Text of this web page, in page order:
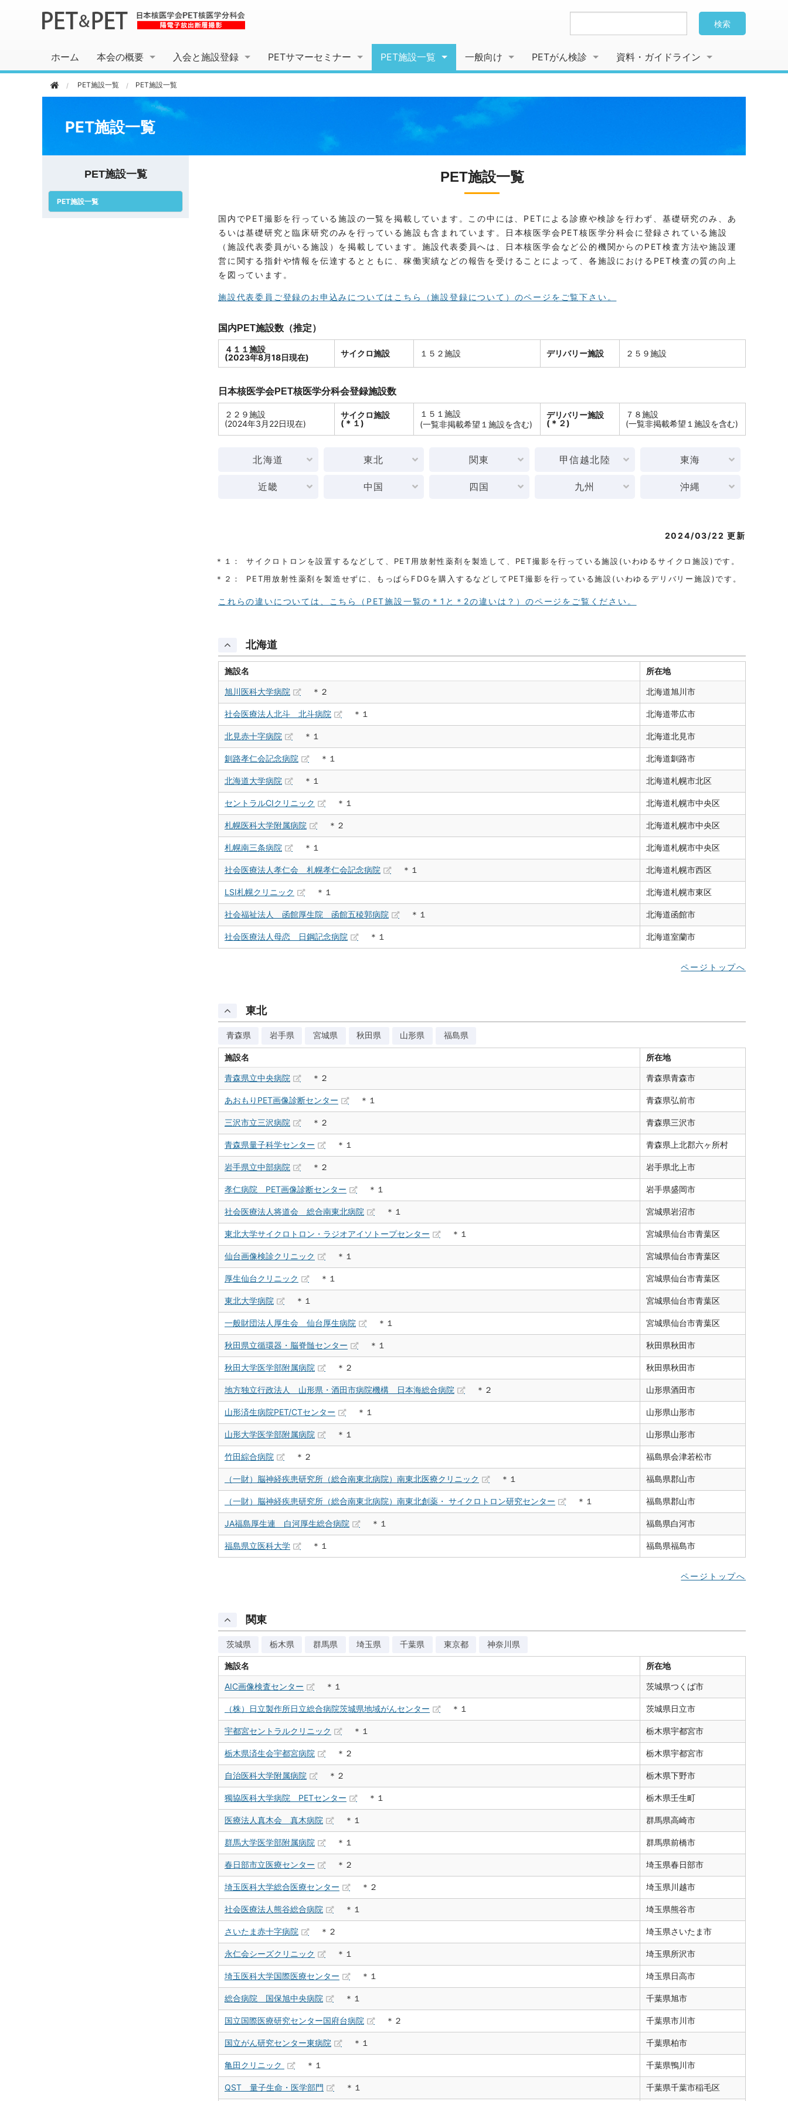
検索
ホーム 本会の概要 入会と施設登録 PETサマーセミナー PET施設一覧 一般向け PETがん検診 資料・ガイドライン
PET施設一覧 PET施設一覧
PET施設一覧
PET施設一覧
国内でPET撮影を行っている施設の一覧を掲載しています。この中には、PETによる診療や検診を行わず、基礎研究のみ、あ
るいは基礎研究と臨床研究のみを行っている施設も含まれています。日本核医学会PET核医学分科会に登録されている施設
（施設代表委員がいる施設）を掲載しています。施設代表委員へは、日本核医学会など公的機関からのPET検査方法や施設運
営に関する指針や情報を伝達するとともに、稼働実績などの報告を受けることによって、各施設におけるPET検査の質の向上
を図っています。
施設代表委員ご登録のお申込みについてはこちら（施設登録について）のページをご覧下さい。
国内PET施設数（推定）
４１１施設
(2023年8月18日現在)
サイクロ施設 １５２施設 デリバリー施設 ２５９施設
日本核医学会PET核医学分科会登録施設数
２２９施設
(2024年3月22日現在)
サイクロ施設
(＊１)
１５１施設
(一覧非掲載希望１施設を含む)
デリバリー施設
(＊２)
７８施設
(一覧非掲載希望１施設を含む)
北海道 東北 関東 甲信越北陸 東海
近畿 中国 四国 九州 沖縄
2024/03/22 更新
＊１：
サイクロトロンを設置するなどして、PET用放射性薬剤を製造して、PET撮影を行っている施設(いわゆるサイクロ施設)です。
＊２：
PET用放射性薬剤を製造せずに、もっぱらFDGを購入するなどしてPET撮影を行っている施設(いわゆるデリバリー施設)です。
これらの違いについては、こちら（PET施設一覧の＊1と＊2の違いは？）のページをご覧ください。
北海道
施設名 所在地
旭川医科大学病院 ＊２ 北海道旭川市
社会医療法人北斗 北斗病院 ＊１ 北海道帯広市
北見赤十字病院 ＊１ 北海道北見市
釧路孝仁会記念病院 ＊１ 北海道釧路市
北海道大学病院 ＊１ 北海道札幌市北区
セントラルCIクリニック ＊１ 北海道札幌市中央区
札幌医科大学附属病院 ＊２ 北海道札幌市中央区
札幌南三条病院 ＊１ 北海道札幌市中央区
社会医療法人孝仁会 札幌孝仁会記念病院 ＊１ 北海道札幌市西区
LSI札幌クリニック ＊１ 北海道札幌市東区
社会福祉法人 函館厚生院 函館五稜郭病院 ＊１ 北海道函館市
社会医療法人母恋 日鋼記念病院 ＊１ 北海道室蘭市
ページトップへ
東北
青森県 岩手県 宮城県 秋田県 山形県 福島県
施設名 所在地
青森県立中央病院 ＊２ 青森県青森市
あおもりPET画像診断センター ＊１ 青森県弘前市
三沢市立三沢病院 ＊２ 青森県三沢市
青森県量子科学センター ＊１ 青森県 上北郡六ヶ所村
岩手県立中部病院 ＊２ 岩手県北上市
孝仁病院 PET画像診断センター ＊１ 岩手県盛岡市
社会医療法人将道会 総合南東北病院 ＊１ 宮城県岩沼市
東北大学サイクロトロン・ラジオアイソトープセンター ＊１ 宮城県仙台市青葉区
仙台画像検診クリニック ＊１ 宮城県仙台市青葉区
厚生仙台クリニック ＊１ 宮城県仙台市青葉区
東北大学病院 ＊１ 宮城県仙台市青葉区
一般財団法人厚生会 仙台厚生病院 ＊１ 宮城県仙台市青葉区
秋田県立循環器・脳脊髄センター ＊１ 秋田県秋田市
秋田大学医学部附属病院 ＊２ 秋田県秋田市
地方独立行政法人 山形県・酒田市病院機構 日本海総合病院 ＊２ 山形県酒田市
山形済生病院PET/CTセンター ＊１ 山形県山形市
山形大学医学部附属病院 ＊１ 山形県山形市
竹田綜合病院 ＊２ 福島県会津若松市
（一財）脳神経疾患研究所（総合南東北病院）南東北医療クリニック ＊１ 福島県郡山市
（一財）脳神経疾患研究所（総合南東北病院）南東北創薬・ サイクロトロン研究センター ＊１ 福島県郡山市
JA福島厚生連 白河厚生総合病院 ＊１ 福島県白河市
福島県立医科大学 ＊１ 福島県福島市
ページトップへ
関東
茨城県 栃木県 群馬県 埼玉県 千葉県 東京都 神奈川県
施設名 所在地
AIC画像検査センター ＊１ 茨城県つくば市
（株）日立製作所日立総合病院茨城県地域がんセンター ＊１ 茨城県日立市
宇都宮セントラルクリニック ＊１ 栃木県宇都宮市
栃木県済生会宇都宮病院 ＊２ 栃木県宇都宮市
自治医科大学附属病院 ＊２ 栃木県下野市
獨協医科大学病院 PETセンター ＊１ 栃木県壬生町
医療法人真木会 真木病院 ＊１ 群馬県高崎市
群馬大学医学部附属病院 ＊１ 群馬県前橋市
春日部市立医療センター ＊２ 埼玉県春日部市
埼玉医科大学総合医療センター ＊２ 埼玉県 川越市
社会医療法人熊谷総合病院 ＊１ 埼玉県熊谷市
さいたま赤十字病院 ＊２ 埼玉県さいたま市
永仁会シーズクリニック ＊１ 埼玉県所沢市
埼玉医科大学国際医療センター ＊１ 埼玉県日高市
総合病院 国保旭中央病院 ＊１ 千葉県旭市
国立国際医療研究センター国府台病院 ＊２ 千葉県市川市
国立がん研究センター東病院 ＊１ 千葉県柏市
亀田クリニック ＊１ 千葉県鴨川市
QST 量子生命・医学部門 ＊１ 千葉県千葉市稲毛区
PET施設一覧
PET施設一覧